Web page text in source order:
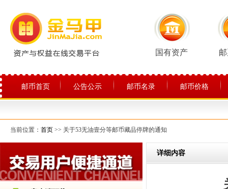
国有资产
邮币首页 公告公示 邮币名录 邮币价格
当前位置： 首页 >> 关于53无油壹分等邮币藏品停牌的通知
详细内容